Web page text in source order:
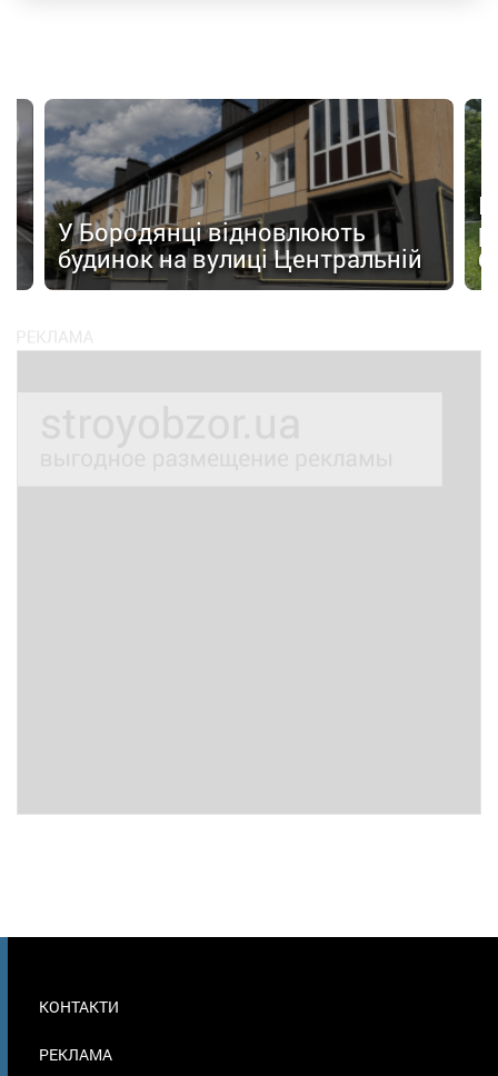
У Бородянці відновлюють
будинок на вулиці Центральній
В
КОНТАКТИ
РЕКЛАМА